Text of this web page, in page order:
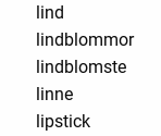
lind
lindblommor
lindblomste
linne
lipstick